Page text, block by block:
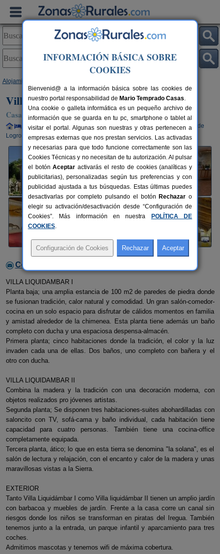
Alojamientos
Villa Liquidambar I y II
Casa Rural en Torrecilla en Cameros (La Rioja)
Alquiler completo y por habitaciones 2-22+3 plazas
28 km de
Logroño
Contactar con el alojamiento
VILLA LIQUIDAMBAR I
Planta baja; una amplia estancia de 100 m2 de paredes de piedra donde
se fusionan tradición, calor natural y comodidad. Un gran salón-comedor-
cocina en un solo espacio para disfrutar de cálidos momentos en familia
y amistad alrededor de la chimenea. Esta planta tiene además un baño
completo con ducha y una espaciosa despensa-almacén.
Primera planta; cinco habitaciones donde la tradición, el color y la luz
invaden cada una de ellas. Dos baños, uno completo con bañera y el
otro con ducha.
VILLA LIQUIDAMBAR II
Combina la madera y la tradición con una decoración moderna, con
objetos realizados pro jóvenes artistas.
Segunda planta; Se disponen tres habitaciones-suites abohardilladas con
saloncito con TV, sofá-cama y baño individual, cada habitación tiene
capacidad para cuatro personas. También tiene una cocina-office
completamente equipada.
Tercera planta, ático; lo que en esta tierra se denomina "la solana", es el
salón de lectura y relajación, con el encanto y calor de la madera y unas
maravillosas vistas a la Sierra.
EXTERIOR
Tanto Villa Liquidámbar I como Villa liquidámbar II tienen un amplio jardín
con barbacoa y muebles de jardín. Frente a la casa corre un canal sin
riesgos donde los niños se transforman en piratas del Iregua. También
tenemos junto a la entrada, un parque infantil y aparcamiento para tres
coches.
Admitimos mascotas y tenemos wifi de máxima cobertura.
INFORMACIÓN BÁSICA SOBRE
COOKIES
Bienvenid@ a la información básica sobre las cookies de
nuestro portal responsabilidad de Mario Temprado Casas.
Una cookie o galleta informática es un pequeño archivo de
información que se guarda en tu pc, smartphone o tablet al
visitar el portal. Algunas son nuestras y otras pertenecen a
empresas externas que nos prestan servicios. Las activadas
y necesarias para que todo funcione correctamente son las
Cookies Técnicas y no necesitan de tu autorización. Al pulsar
el botónAceptar activarás el resto de cookies (analíticas y
publicitarias), personalizadas según tus preferencias y con
publicidad ajustada a tus búsquedas. Estas últimas puedes
desactivarlas por completo pulsando el botón Rechazar o
elegir su activación/desactivación desde “Configuración de
Cookies”. Más información en nuestra
POLÍTICA DE
COOKIES.